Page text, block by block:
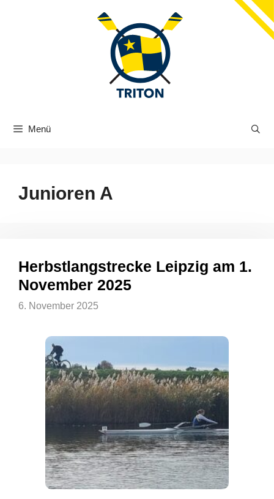
Menü
Junioren A
Herbstlangstrecke Leipzig am 1.
November 2025
6. November 2025